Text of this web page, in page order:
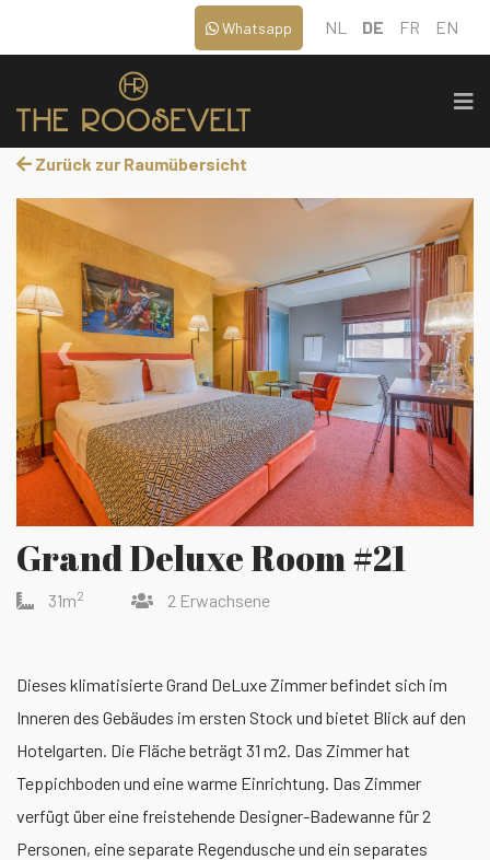
NL DE FR EN
Whatsapp
Zurück zur Raumübersicht
‹ ›
Grand Deluxe Room #21
31m2 2 Erwachsene
Dieses klimatisierte Grand DeLuxe Zimmer befindet sich im
Inneren des Gebäudes im ersten Stock und bietet Blick auf den
Hotelgarten. Die Fläche beträgt 31 m2. Das Zimmer hat
Teppichboden und eine warme Einrichtung. Das Zimmer
verfügt über eine freistehende Designer-Badewanne für 2
Personen, eine separate Regendusche und ein separates